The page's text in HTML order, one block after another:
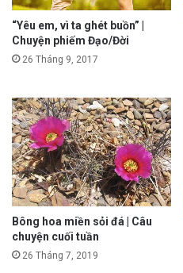
“Yêu em, vì ta ghét buồn” |
Chuyện phiếm Đạo/Đời
26 Tháng 9, 2017
Bông hoa miền sỏi đá | Câu
chuyện cuối tuần
26 Tháng 7, 2019